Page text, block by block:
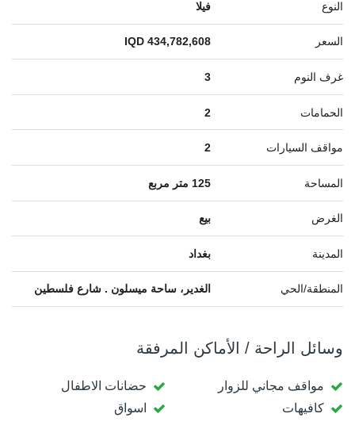
النوع فيلا
السعر IQD 434,782,608
غرف النوم 3
الحمامات 2
مواقف السيارات 2
المساحة 125 متر مربع
الغرض بيع
المدينة بغداد
المنطقة/الحي الغدير، ساحة ميسلون . شارع فلسطين
وسائل الراحة / الأماكن المرفقة
مواقف مجاني للزوار
حضانات الاطفال
كافيهات
اسواق